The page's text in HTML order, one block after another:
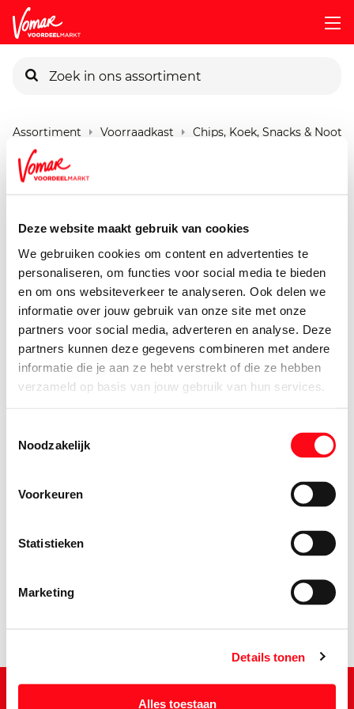
Deze website maakt gebruik van cookies
We gebruiken cookies om content en advertenties te
personaliseren, om functies voor social media te bieden
en om ons websiteverkeer te analyseren. Ook delen we
informatie over jouw gebruik van onze site met onze
partners voor social media, adverteren en analyse. Deze
partners kunnen deze gegevens combineren met andere
informatie die je aan ze hebt verstrekt of die ze hebben
verzameld op basis van jouw gebruik van hun services.
Noodzakelijk
Voorkeuren
Statistieken
Marketing
Details tonen
Alles toestaan
Pincode vergeten
Persoonlijk KIK-account
Assortiment Voorraadkast Chips, Koek, Snacks &
G'woon Notenmelange
2.39